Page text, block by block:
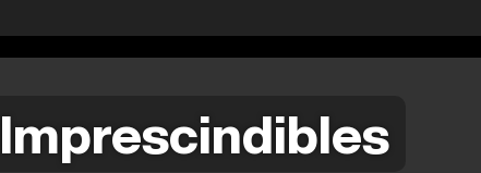
Imprescindibles